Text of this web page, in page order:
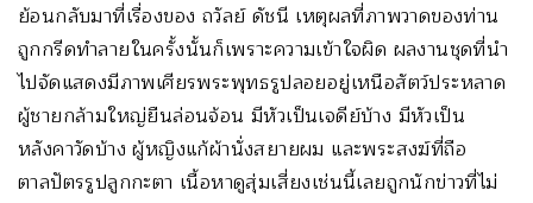
ย้อนกลับมาที่เรื่องของ ถวัลย์ ดัชนี เหตุผลที่ภาพวาดของท่าน
ถูกกรีดทำลายในครั้งนั้นก็เพราะความเข้าใจผิด ผลงานชุดที่นำ
ไปจัดแสดงมีภาพเศียรพระพุทธรูปลอยอยู่เหนือสัตว์ประหลาด
ผู้ชายกล้ามใหญ่ยืนล่อนจ้อน มีหัวเป็นเจดีย์บ้าง มีหัวเป็น
หลังคาวัดบ้าง ผู้หญิงแก้ผ้านั่งสยายผม และพระสงฆ์ที่ถือ
ตาลปัตรรูปลูกกะตา เนื้อหาดูสุ่มเสี่ยงเช่นนี้เลยถูกนักข่าวที่ไม่